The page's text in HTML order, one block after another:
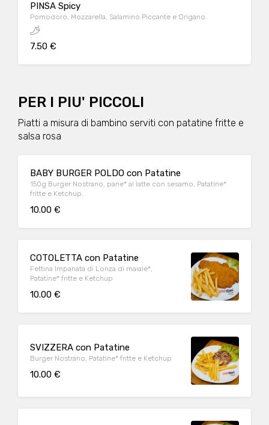
PINSA Spicy
Pomodoro, Mozzarella, Salamino Piccante e Origano.
7.50 €
PER I PIU' PICCOLI
Piatti a misura di bambino serviti con patatine fritte e
salsa rosa
BABY BURGER POLDO con Patatine
150g Burger Nostrano, pane* al latte con sesamo, Patatine*
fritte e Ketchup.
10.00 €
COTOLETTA con Patatine
Fettina Impanata di Lonza di maiale*,
Patatine* fritte e Ketchup
10.00 €
SVIZZERA con Patatine
Burger Nostrano, Patatine* fritte e Ketchup
10.00 €